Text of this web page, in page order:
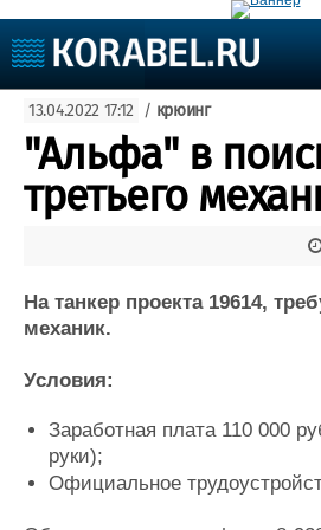
Судоходство
Судоремонт
События
Пресс-релизы
Порты
Рыболовство
Еще
Пульс
Компании
Репутация
Работа
Материалы
13.04.2022 17:12 / крюинг
"Альфа" в
третьего
На танкер проекта 19614,
механик.
Условия:
Заработная плата 110 000
руки);
Официальное